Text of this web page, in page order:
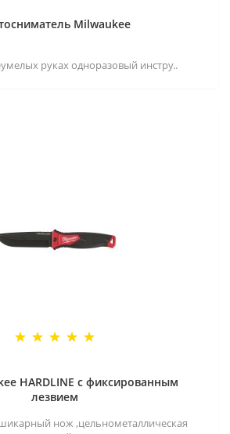
Milwaukee
руках одноразовый инстру..
HARDLINE с фиксированным
лезвием
нож ,цельнометаллическая